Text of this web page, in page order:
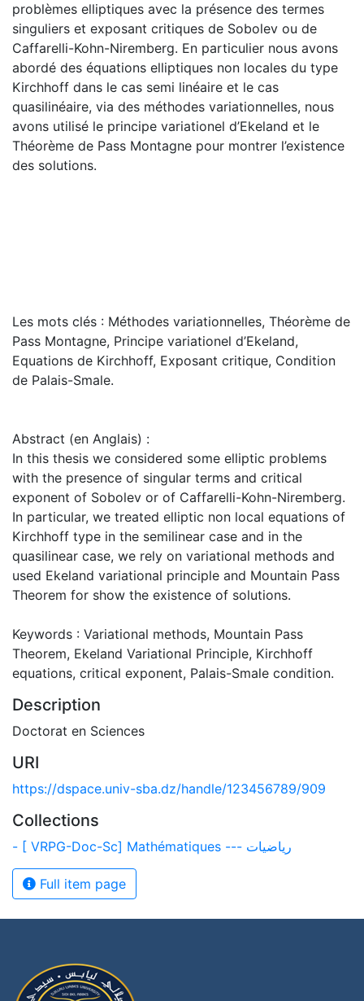
problèmes elliptiques avec la présence des termes
singuliers et exposant critiques de Sobolev ou de
Caffarelli-Kohn-Niremberg. En particulier nous avons
abordé des équations elliptiques non locales du type
Kirchhoff dans le cas semi linéaire et le cas
quasilinéaire, via des méthodes variationnelles, nous
avons utilisé le principe variationel d’Ekeland et le
Théorème de Pass Montagne pour montrer l’existence
des solutions.
Les mots clés : Méthodes variationnelles, Théorème de
Pass Montagne, Principe variationel d’Ekeland,
Equations de Kirchhoff, Exposant critique, Condition
de Palais-Smale.
Abstract (en Anglais) :
In this thesis we considered some elliptic problems
with the presence of singular terms and critical
exponent of Sobolev or of Caffarelli-Kohn-Niremberg.
In particular, we treated elliptic non local equations of
Kirchhoff type in the semilinear case and in the
quasilinear case, we rely on variational methods and
used Ekeland variational principle and Mountain Pass
Theorem for show the existence of solutions.
Keywords : Variational methods, Mountain Pass
Theorem, Ekeland Variational Principle, Kirchhoff
equations, critical exponent, Palais-Smale condition.
Description
Doctorat en Sciences
URI
https://dspace.univ-sba.dz/handle/123456789/909
Collections
- [ VRPG-Doc-Sc] Mathématiques --- رياضيات
Full item page